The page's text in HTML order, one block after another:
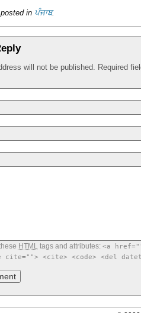
in ਪੰਜਾਬ.
will not be published. Required
HTMLtags and attributes: <a
cite=""> <cite> <code> <del